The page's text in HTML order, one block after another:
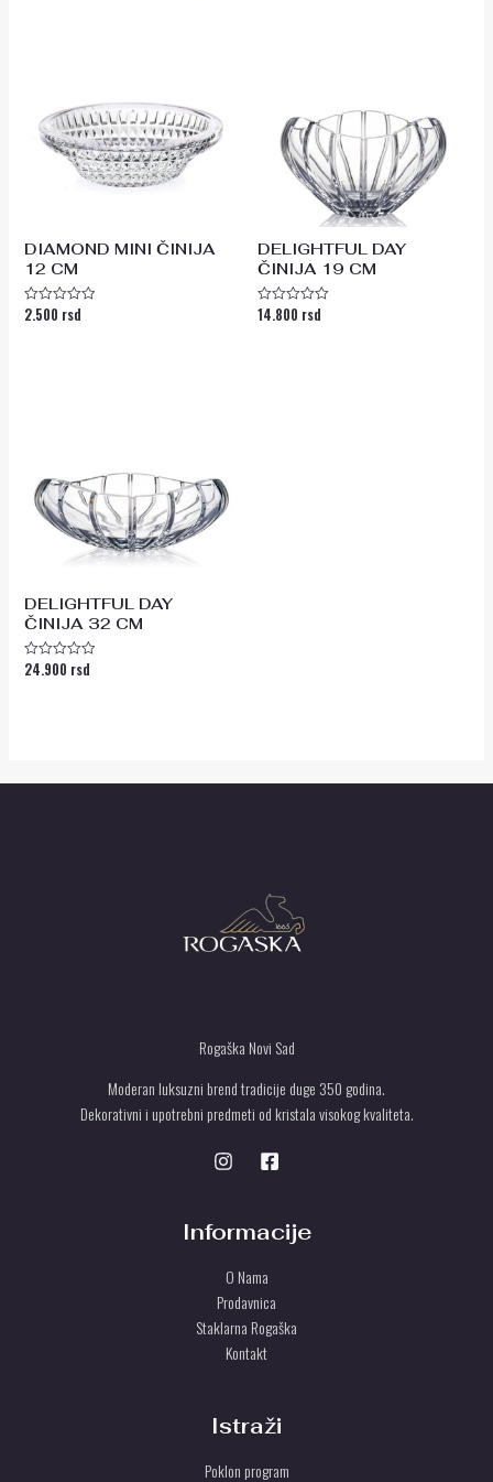
DIAMOND MINI ČINIJA
12 CM
Ocenjeno
2.500 rsd
DELIGHTFUL DAY
ČINIJA 19 CM
Ocenjeno
14.800 rsd
DELIGHTFUL DAY
ČINIJA 32 CM
Ocenjeno
24.900 rsd
Rogaška Novi Sad
Moderan luksuzni brend tradicije duge 350 godina.
Dekorativni i upotrebni predmeti od kristala visokog kvaliteta.
Informacije
O Nama
Prodavnica
Staklarna Rogaška
Kontakt
Istraži
Poklon program